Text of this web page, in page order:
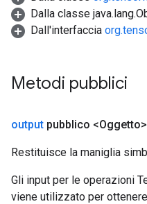
Dalla classe
Dall'interfaccia
Metodi pubblici
output pubblico <Oggetto>
Restituisce la maniglia
Gli input per le operazioni
viene utilizzato per